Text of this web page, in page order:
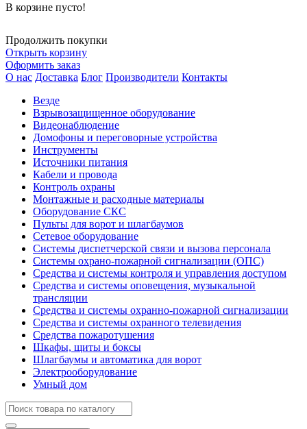
В корзине пусто!
Продолжить покупки
Открыть корзину
Оформить заказ
О нас Доставка Блог Производители Контакты
Везде
Взрывозащищенное оборудование
Видеонаблюдение
Домофоны и переговорные устройства
Инструменты
Источники питания
Кабели и провода
Контроль охраны
Монтажные и расходные материалы
Оборудование СКС
Пульты для ворот и шлагбаумов
Сетевое оборудование
Системы диспетчерской связи и вызова персонала
Системы охрано-пожарной сигнализации (ОПС)
Средства и системы контроля и управления доступом
Средства и системы оповещения, музыкальной
трансляции
Средства и системы охранно-пожарной сигнализации
Средства и системы охранного телевидения
Средства пожаротушения
Шкафы, щиты и боксы
Шлагбаумы и автоматика для ворот
Электрооборудование
Умный дом